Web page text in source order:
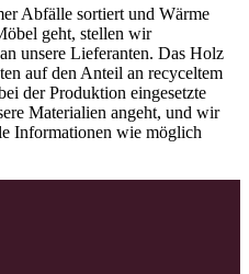
Abfälle sortiert und Wärme
geht, stellen wir
unsere Lieferanten. Das Holz
auf den Anteil an recyceltem
der Produktion eingesetzte
Materialien angeht, und wir
Informationen wie möglich